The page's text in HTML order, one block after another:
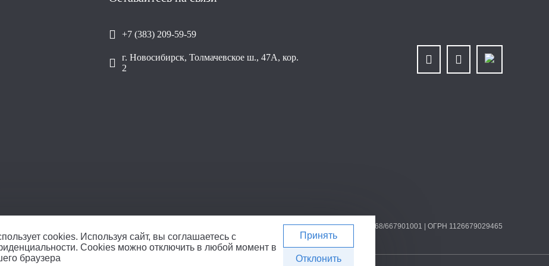
+7 (383) 209-59-59
г. Новосибирск, Толмачевское ш., 47А, кор.
2
ООО «Уралплит» | ИНН/КПП 6679025768/667901001 | ОГРН 1126679029465
cookies. Используя сайт, вы соглашаетесь с
. Cookies можно отключить в любой момент в
браузера
Принять
Отклонить